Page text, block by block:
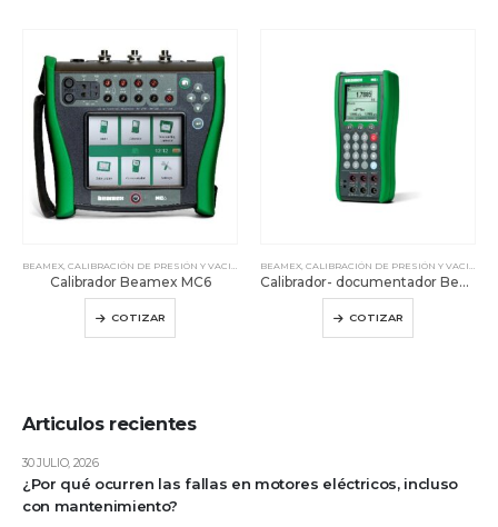
BEAMEX, CALIBRACIÓN DE PRESIÓN Y VACIO CALIBRACION ELÉCTRICA,CALIBRADORES DE
Calibrador Beamex MC6
COTIZAR
BEAMEX, CALIBRACIÓN DE PRESIÓN Y VACIO
Calibrador- documentador Beamex MC4
COTIZAR
Articulos recientes
¿Por qué ocurren las fallas en motores eléctricos, incluso
con mantenimiento?
30 JULIO, 2026